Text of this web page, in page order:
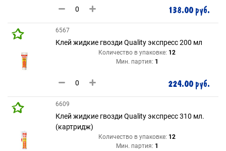
138.00 руб.
6567
Клей жидкие гвозди Quality экспресс 200 мл
Количество в упаковке: 12
Мин. партия: 1
224.00 руб.
6609
Клей жидкие гвозди Quality экспресс 310 мл.
(картридж)
Количество в упаковке: 12
Мин. партия: 1